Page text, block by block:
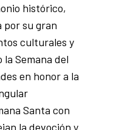
histórico,
por su gran
culturales y
laSemana del
en honor a la
Santa con
la devoción y